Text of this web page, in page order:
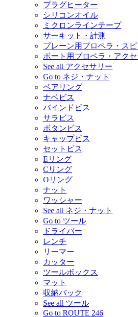
プラグヒーター
シリコンオイル
ミクロンラインテープ
サーキット・計測
プレーン用プロペラ・ス
ボート用プロペラ・アク
See all アクセサリー
Go to ネジ・ナット
ベアリング
ナベビス
バインドビス
サラビス
ボタンビス
キャップビス
セットビス
Eリング
Cリング
Oリング
ナット
ワッシャー
See all ネジ・ナット
Go to ツール
ドライバー
レンチ
リーマー
カッター
ツールボックス
マット
収納バック
See all ツール
Go to ROUTE 246